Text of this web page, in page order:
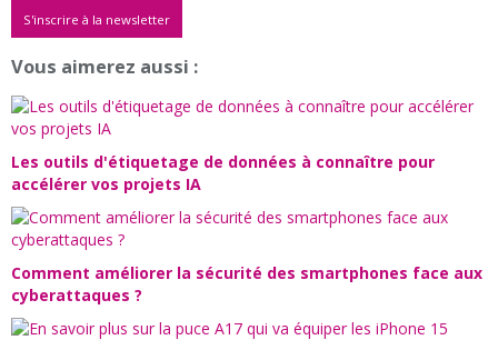
S'inscrire à la newsletter
Vous aimerez aussi :
Les outils d'étiquetage de données à connaître pour
accélérer vos projets IA
Comment améliorer la sécurité des smartphones face aux
cyberattaques ?